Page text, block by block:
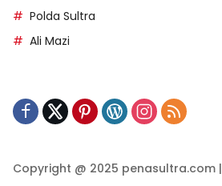
Polda Sultra
Ali Mazi
Copyright @ 2025 penasultra.com